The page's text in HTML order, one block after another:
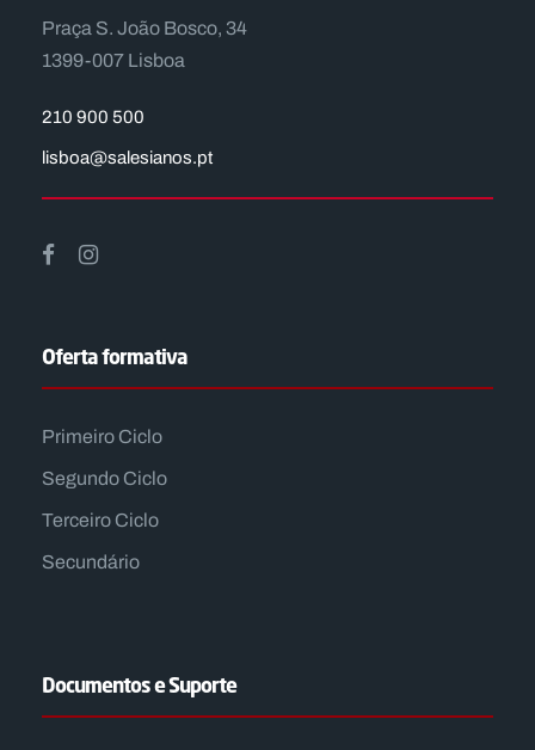
Praça S. João Bosco, 34
1399-007 Lisboa
210 900 500
lisboa@salesianos.pt
Oferta formativa
Primeiro Ciclo
Segundo Ciclo
Terceiro Ciclo
Secundário
Documentos e Suporte